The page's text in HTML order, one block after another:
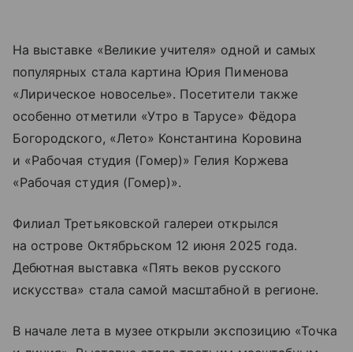
На выставке «Великие учителя» одной и самых
популярных стала картина Юрия Пименова
«Лирическое новоселье». Посетители также
особенно отметили «Утро в Тарусе» Фёдора
Богородского, «Лето» Константина Коровина
и «Рабочая студия (Гомер)» Гелия Коржева
«Рабочая студия (Гомер)».
Филиал Третьяковской галереи открылся
на острове Октябрьском 12 июня 2025 года.
Дебютная выставка «Пять веков русского
искусства» стала самой масштабной в регионе.
В начале лета в музее открыли экспозицию «Точка